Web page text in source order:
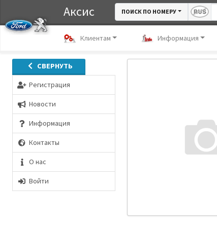
Аксис ПОИСК ПО НОМЕРУ
Клиентам Информация
СВЕРНУТЬ
Регистрация
Новости
Информация
Контакты
О нас
Войти